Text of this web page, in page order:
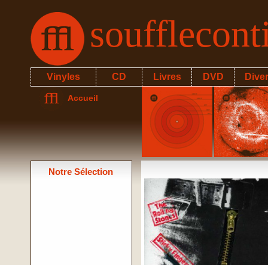
Vinyles CD Livres DVD
Accueil
Notre Sélection